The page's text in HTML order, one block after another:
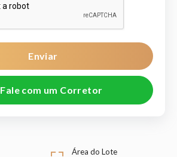
Enviar
Fale com um Corretor
Área do Lote